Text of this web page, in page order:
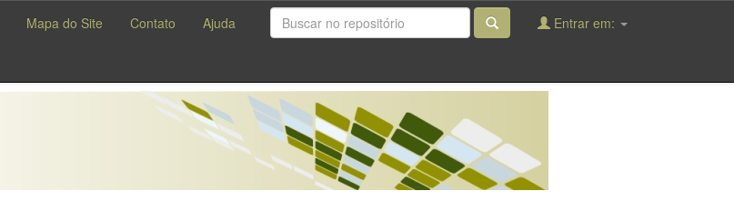
Mapa do Site Contato Ajuda Entrar em: